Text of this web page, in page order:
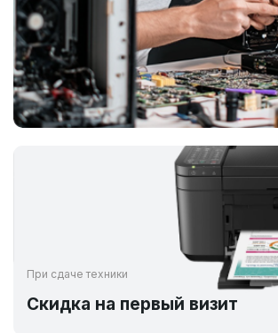
При сдаче техники
Скидка на первый визит